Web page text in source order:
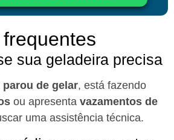
sua geladeira precisa
parou de gelar, está fazendo
ou apresenta vazamentos de
uma assistência técnica.